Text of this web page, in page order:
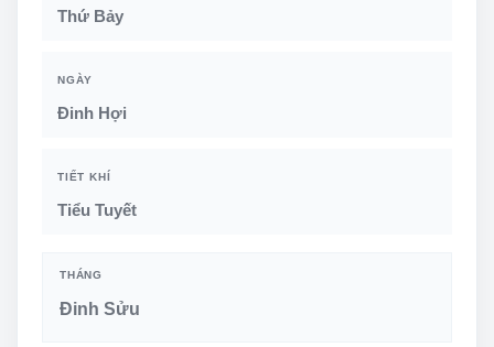
Thứ Bảy
NGÀY
Đinh Hợi
TIẾT KHÍ
Tiểu Tuyết
THÁNG
Đinh Sửu